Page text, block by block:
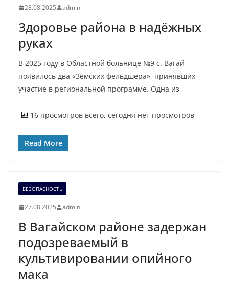
28.08.2025 admin
Здоровье района в надёжных
руках
В 2025 году в Областной больнице №9 с. Вагай
появилось два «Земских фельдшера», принявших
участие в региональной программе. Одна из
16 просмотров всего, сегодня нет просмотров
Read More
БЕЗОПАСНОСТЬ
27.08.2025 admin
В Вагайском районе задержан
подозреваемый в
культивировании опийного
мака